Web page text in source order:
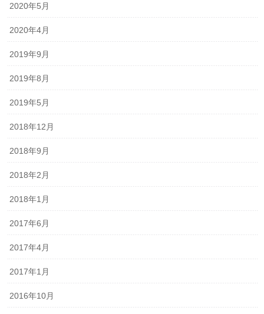
2020年5月
2020年4月
2019年9月
2019年8月
2019年5月
2018年12月
2018年9月
2018年2月
2018年1月
2017年6月
2017年4月
2017年1月
2016年10月